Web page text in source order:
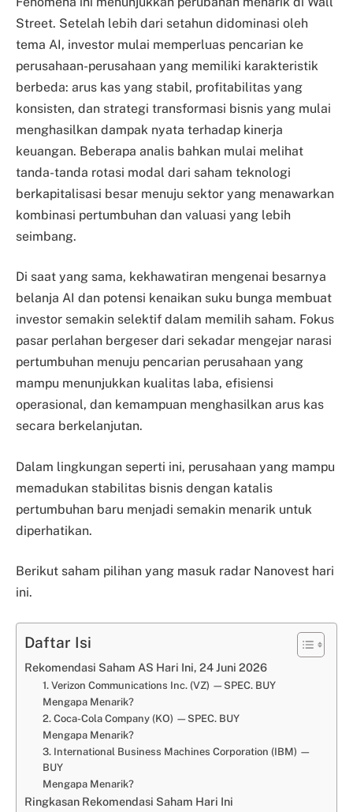
Street. Setelah lebih dari setahun didominasi oleh
tema AI, investor mulai memperluas pencarian ke
perusahaan-perusahaan yang memiliki karakteristik
berbeda: arus kas yang stabil, profitabilitas yang
konsisten, dan strategi transformasi bisnis yang mulai
menghasilkan dampak nyata terhadap kinerja
keuangan. Beberapa analis bahkan mulai melihat
tanda-tanda rotasi modal dari saham teknologi
berkapitalisasi besar menuju sektor yang menawarkan
kombinasi pertumbuhan dan valuasi yang lebih
seimbang.
Di saat yang sama, kekhawatiran mengenai besarnya
belanja AI dan potensi kenaikan suku bunga membuat
investor semakin selektif dalam memilih saham. Fokus
pasar perlahan bergeser dari sekadar mengejar narasi
pertumbuhan menuju pencarian perusahaan yang
mampu menunjukkan kualitas laba, efisiensi
operasional, dan kemampuan menghasilkan arus kas
secara berkelanjutan.
Dalam lingkungan seperti ini, perusahaan yang mampu
memadukan stabilitas bisnis dengan katalis
pertumbuhan baru menjadi semakin menarik untuk
diperhatikan.
Berikut saham pilihan yang masuk radar Nanovest hari
ini.
Daftar Isi
Rekomendasi Saham AS Hari Ini, 24 Juni 2026
1. Verizon Communications Inc. (VZ) —SPEC. BUY
Mengapa Menarik?
2. Coca-Cola Company (KO) —SPEC. BUY
Mengapa Menarik?
3. International Business Machines Corporation (IBM) —
BUY
Mengapa Menarik?
Ringkasan Rekomendasi Saham Hari Ini